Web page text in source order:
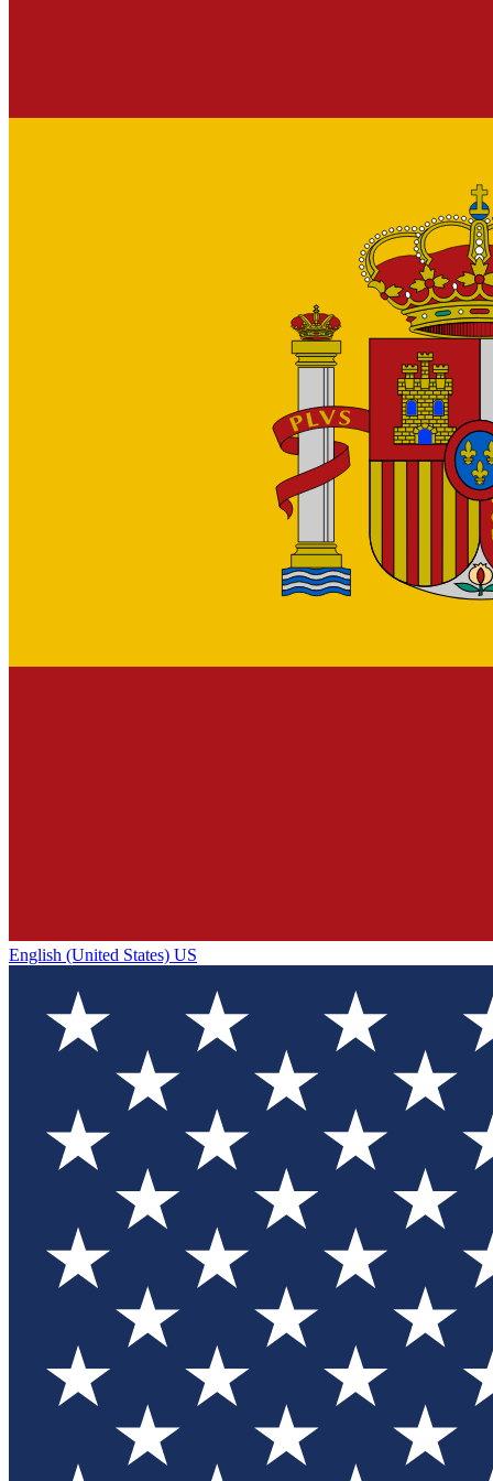
English (United States) US